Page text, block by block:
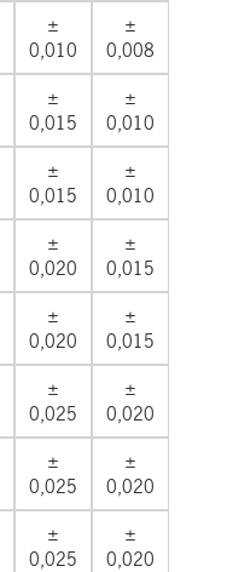
±
0,010
±
0,008
±
0,015
±
0,010
±
0,015
±
0,010
±
0,020
±
0,015
±
0,020
±
0,015
±
0,025
±
0,020
±
0,025
±
0,020
±
0,025
±
0,020